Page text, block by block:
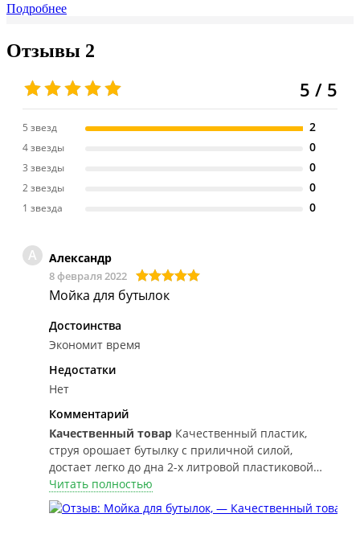
Подробнее
Отзывы 2
5 / 5
5 звезд 2
4 звезды 0
3 звезды 0
2 звезды 0
1 звезда 0
А Александр
8 февраля 2022
Мойка для бутылок
Достоинства
Экономит время
Недостатки
Нет
Комментарий
Качественный товар Качественный пластик,
струя орошает бутылку с приличной силой,
достает легко до дна 2-х литровой пластиковой
бутылки. Легко собирается, разбирается, моется.
Сделано в Италии.
Читать полностью